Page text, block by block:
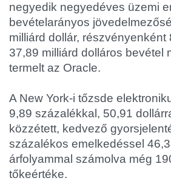
negyedik negyedéves üzemi
bevételarányos
milliárd dollár,
37,89 milliárd dolláros bevétel
termelt az Oracle.
A New York-i tőzsde
9,89 százalékkal, 50,91
közzétett, kedvező
százalékos emelkedéssel
árfolyammal számolva még
tőkeértéke.